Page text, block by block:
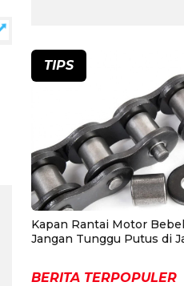
TIPS
Kapan Rantai Motor
Jangan Tunggu Putus di
BERITA TERPOPULER